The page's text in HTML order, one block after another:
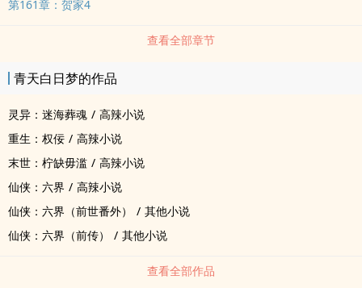
第161章：贺家4
查看全部章节
青天白日梦的作品
灵异：迷海葬魂 / 高辣小说
重生：权佞 / 高辣小说
末世：柠缺毋滥 / 高辣小说
仙侠：六界 / 高辣小说
仙侠：六界（前世番外）
/ 其他小说
仙侠：六界（前传）
/ 其他小说
查看全部作品